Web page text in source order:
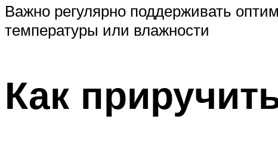
Важно регулярно поддерживать
температуры или влажности
Как